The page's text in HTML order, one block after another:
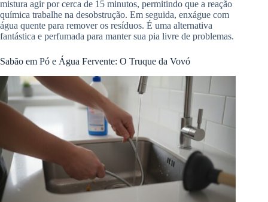
mistura agir por cerca de 15 minutos, permitindo que a reação
química trabalhe na desobstrução. Em seguida, enxágue com
água quente para remover os resíduos. É uma alternativa
fantástica e perfumada para manter sua pia livre de problemas.
Sabão em Pó e Água Fervente: O Truque da Vovó